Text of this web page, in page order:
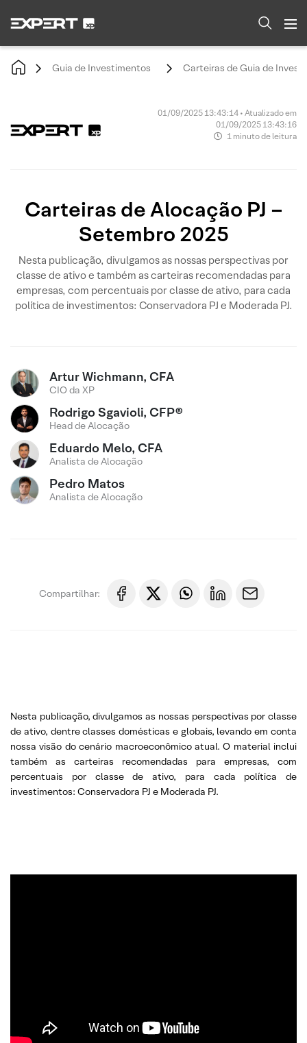
Guia de Investimentos Carteiras de Guia de
01/09/2025 13:43:14 • Atualizado em
01/09/2025 13:43:16
1 minuto de leitura
Carteiras de Alocação PJ –
Setembro 2025
Nesta publicação, divulgamos as nossas perspectivas por
classe de ativo e também as carteiras recomendadas para
empresas, com percentuais por classe de ativo, para cada
política de investimentos: Conservadora PJ e Moderada PJ.
Artur Wichmann, CFA
CIO da XP
Rodrigo Sgavioli, CFP®
Head de Alocação
Eduardo Melo, CFA
Analista de Alocação
Pedro Matos
Analista de Alocação
Compartilhar:
Nesta publicação, divulgamos as nossas perspectivas por classe
de ativo, dentre classes domésticas e globais, levando em conta
nossa visão do cenário macroeconômico atual. O material inclui
também as carteiras recomendadas para empresas, com
percentuais por classe de ativo, para cada política de
investimentos: Conservadora PJ e Moderada PJ.